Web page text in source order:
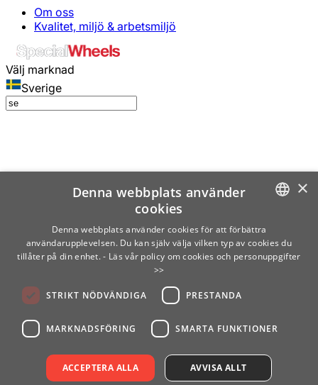
Om oss
Kvalitet, miljö & arbetsmiljö
Välj marknad
Sverige
SWEDISH
×
Denna webbplats använder
cookies
Denna webbplats använder cookies för att förbättra
användarupplevelsen. Du kan själv välja vilken typ av cookies du
tillåter på din enhet. - Läs vår policy om cookies och personuppgifter
>>
STRIKT NÖDVÄNDIGA PRESTANDA
MARKNADSFÖRING SMARTA FUNKTIONER
ACCEPTERA ALLA AVVISA ALLT